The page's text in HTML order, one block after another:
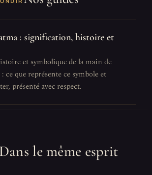
: signification, histoire et
et symbolique de la main de
ce que représente ce symbole et
présenté avec respect.
Dans le même esprit